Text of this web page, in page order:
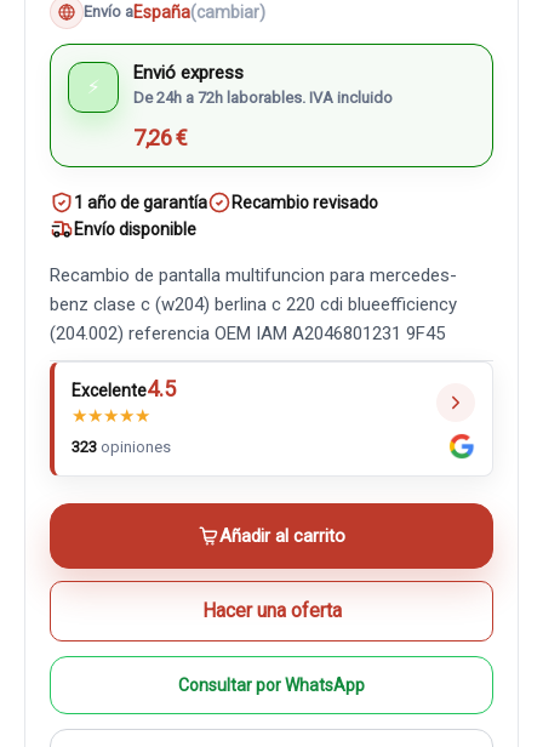
Envío aEspaña(cambiar)
⚡
Envió express
De 24h a 72h laborables. IVA incluido
7,26 €
1 año de garantía
Recambio revisado
Envío disponible
Recambio de pantalla multifuncion para mercedes-
benz clase c (w204) berlina c 220 cdi blueefficiency
(204.002) referencia OEM IAM A2046801231 9F45
Excelente4.5
★★★★★
323 opiniones
Añadir al carrito
Hacer una oferta
Consultar por WhatsApp